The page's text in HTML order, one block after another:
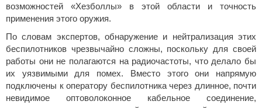
возможностей «Хезболлы» в этой области и точность
применения этого оружия.
По словам экспертов, обнаружение и нейтрализация этих
беспилотников чрезвычайно сложны, поскольку для своей
работы они не полагаются на радиочастоты, что делало бы
их уязвимыми для помех. Вместо этого они напрямую
подключены к оператору беспилотника через длинное, почти
невидимое оптоволоконное кабельное соединение,